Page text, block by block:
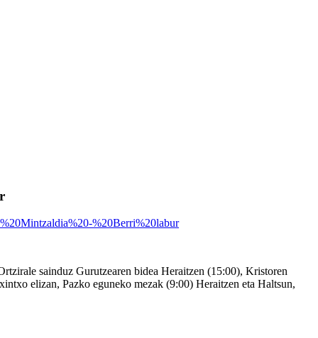
sainduz Gurutzearen bidea Heraitzen (15:00), Kristoren
elizan, Pazko eguneko mezak (9:00) Heraitzen eta Haltsun,